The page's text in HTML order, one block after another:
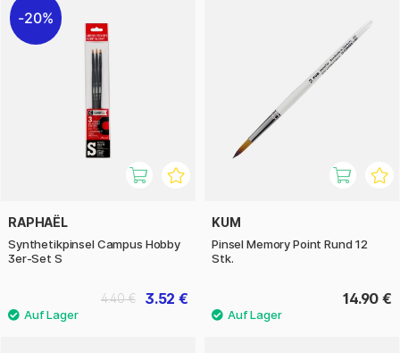
20%
RAPHAËL
Synthetikpinsel Campus Hobby
3er-Set S
3.52 €
4.40 €
KUM
Pinsel Memory Point Rund 12
Stk.
14.90 €